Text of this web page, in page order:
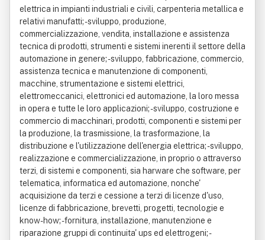
elettrica in impianti industriali e civili, carpenteria metallica e
relativi manufatti; - sviluppo, produzione,
commercializzazione, vendita, installazione e assistenza
tecnica di prodotti, strumenti e sistemi inerenti il settore della
automazione in genere; - sviluppo, fabbricazione, commercio,
assistenza tecnica e manutenzione di componenti,
macchine, strumentazione e sistemi elettrici,
elettromeccanici, elettronici ed automazione, la loro messa
in opera e tutte le loro applicazioni; - sviluppo, costruzione e
commercio di macchinari, prodotti, componenti e sistemi per
la produzione, la trasmissione, la trasformazione, la
distribuzione e l'utilizzazione dell'energia elettrica; - sviluppo,
realizzazione e commercializzazione, in proprio o attraverso
terzi, di sistemi e componenti, sia harware che software, per
telematica, informatica ed automazione, nonche'
acquisizione da terzi e cessione a terzi di licenze d'uso,
licenze di fabbricazione, brevetti, progetti, tecnologie e
know-how; - fornitura, installazione, manutenzione e
riparazione gruppi di continuita' ups ed elettrogeni; -